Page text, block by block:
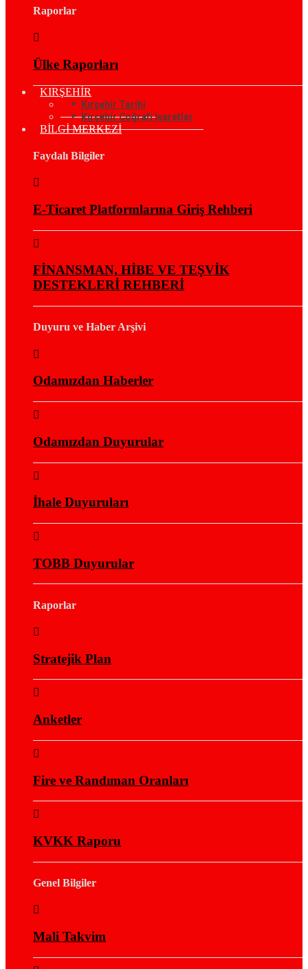
Raporlar
Ülke Raporları
KIRŞEHİR
Kırşehir Tarihi
Kırşehir Coğrafi İşaretler
BİLGİ MERKEZİ
Faydalı Bilgiler
E-Ticaret Platformlarına Giriş Rehberi
FİNANSMAN, HİBE VE TEŞVİK
DESTEKLERİ REHBERİ
Duyuru ve Haber Arşivi
Odamızdan Haberler
Odamızdan Duyurular
İhale Duyuruları
TOBB Duyurular
Raporlar
Stratejik Plan
Anketler
Fire ve Randıman Oranları
KVKK Raporu
Genel Bilgiler
Mali Takvim